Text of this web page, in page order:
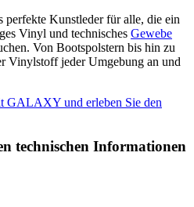
Kunstleder für alle, die ein
Vinyl und technisches Gewebe
Von Bootspolstern bis hin zu
Vinylstoff jeder Umgebung an und
GALAXY und erleben Sie den
technischen Informationen